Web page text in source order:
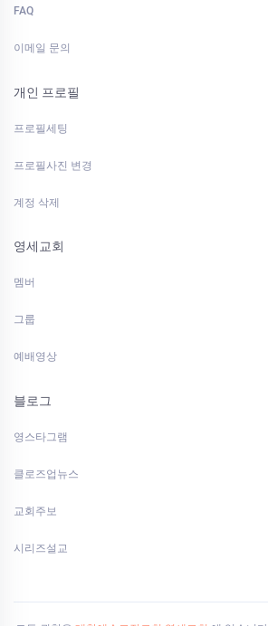
FAQ
이메일 문의
개인 프로필
프로필세팅
프로필사진 변경
계정 삭제
영세교회
멤버
그룹
예배영상
블로그
영스타그램
클로즈업뉴스
교회주보
시리즈설교